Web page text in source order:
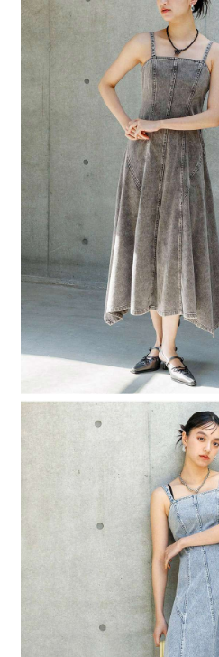
2.透過簡訊連結打開帳單後，可選擇「超
帳／街口支付／iPASS MONEY」等通路
1.本服務係由「台灣大哥大股份有限公
用戶於交易時，得透過本服務購買商品
買賣價金債權讓與本公司後，依約使用本
2.基於同意付款使用「大哥付你分期」之
資料（包含姓名、電話或地址）提供予
由本公司與您本人進行分期帳單所需資料
3.完整用戶服務條款，請詳閱以下連結：
１．於結帳方式選擇「AFTEE先享後付
結帳頁面，進行簡訊認證並確認金額後，
２．訂單成立數日內，您將收到繳費通知
３．收到繳費通知簡訊後14天內，點擊
ATM／網路銀行／等多元方式進行付款
※ 請注意：結帳手續完成當下不需立刻
購買商品的店家。未經商家同意取消之
後付繳納相關費用。
※ 交易是否成功請以「AFTEE先享後付
是否繳費成功／繳費後需取消欲退款等
https://
１．透過由恩沛科技股份有限公司提供
易，需依本服務之必要範圍內提供個人
權轉讓予恩沛科技股份有限公司。
２．關於個人資料處理事宜，請瀏覽以下
３．未成年的使用者請事先徵得法定代理
「AFTEE先享後付」，若未經同意申辦
４．使用「AFTEE先享後付」時，將依
時審查核予不同之上限額度；若仍有額
請求用戶進行身份認證。
５．嚴禁一人註冊多個帳號或使用他人
恩沛科技股份有限公司將有權停止該用
每筆NT$80，滿NT$888(含以上)免運
7-11 取貨付款
每筆NT$80，滿NT$1,500(含以上)免
付款後 7-11取貨
每筆NT$80，滿NT$1,500(含以上)免
宅配
每筆NT$80，滿NT$1,500(含以上)免